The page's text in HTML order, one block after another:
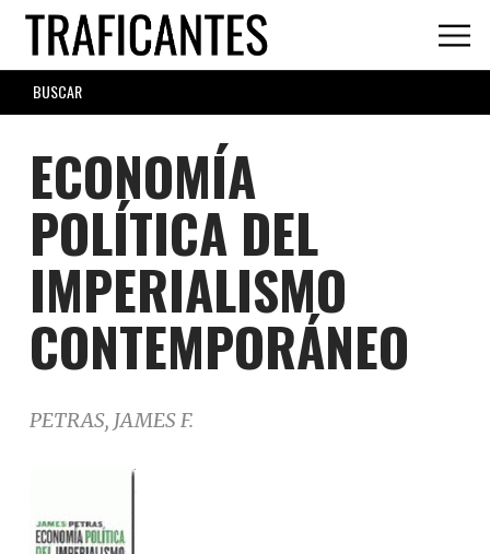
Skip
main
content
SEARCH
FORM
ECONOMÍA
POLÍTICA DEL
IMPERIALISMO
CONTEMPORÁNEO
PETRAS, JAMES F.